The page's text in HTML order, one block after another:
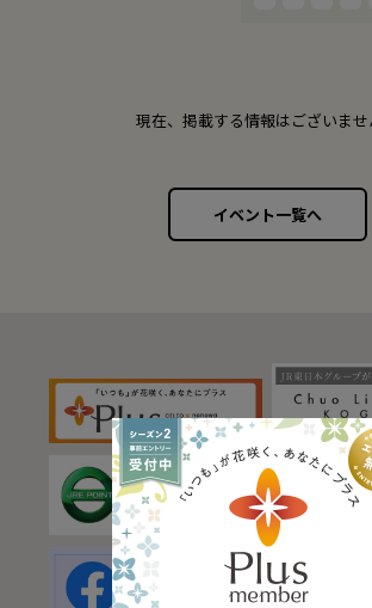
現在、掲載する情報はございませ
イベント一覧へ